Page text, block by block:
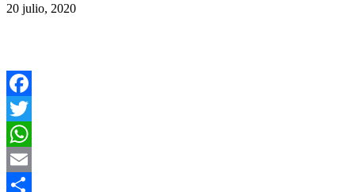
20 julio, 2020
Facebook
Twitter
WhatsApp
Email